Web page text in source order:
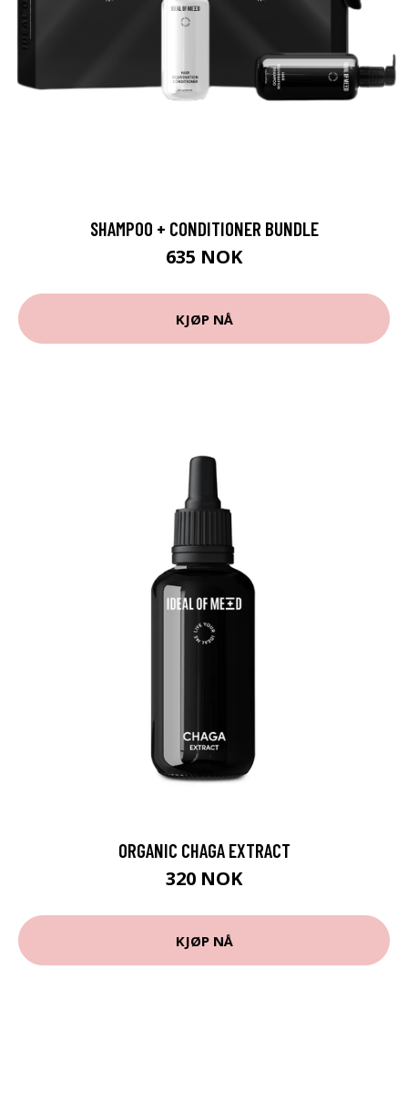
SHAMPOO + CONDITIONER BUNDLE
635 NOK
KJØP NÅ
ORGANIC CHAGA EXTRACT
320 NOK
KJØP NÅ